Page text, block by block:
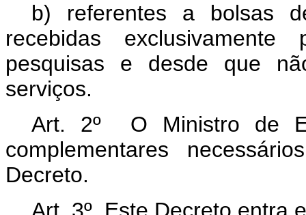
b) referentes a bolsas
recebidas
pesquisas e desde que
serviços.
Art. 2º O Ministro de
complementares
Decreto.